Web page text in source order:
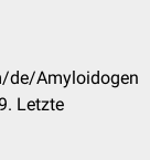
de/Amyloidogen
Letzte